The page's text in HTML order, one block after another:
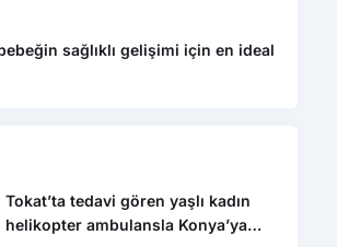
sağlıklı gelişimi için en ideal
Tokat’ta tedavi gören yaşlı kadın
helikopter ambulansla Konya’ya